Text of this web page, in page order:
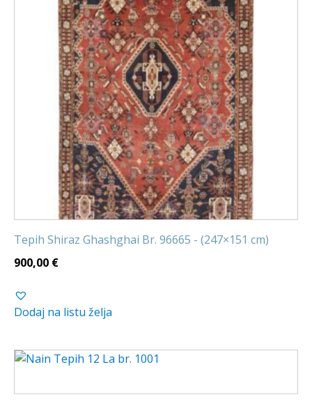
Tepih Shiraz Ghashghai Br. 96665 - (247×151 cm)
900,00 €
Dodaj na listu želja